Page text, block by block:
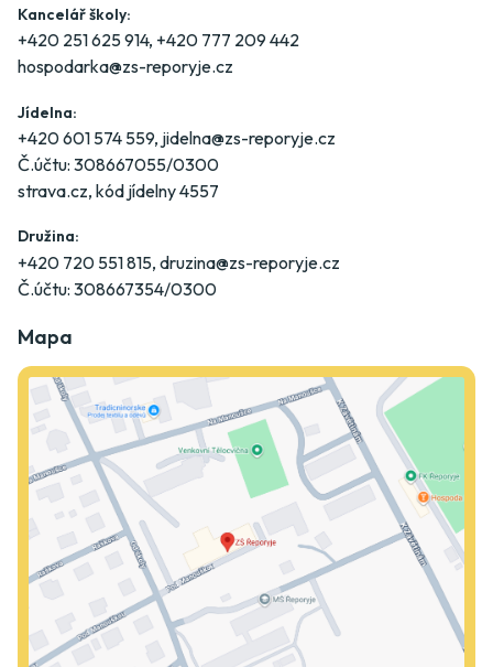
Kancelář školy:
+420 251 625 914, +420 777 209 442
hospodarka@zs-reporyje.cz
Jídelna:
+420 601 574 559, jidelna@zs-reporyje.cz
Č.účtu: 308667055/0300
strava.cz, kód jídelny 4557
Družina:
+420 720 551 815, druzina@zs-reporyje.cz
Č.účtu: 308667354/0300
Mapa